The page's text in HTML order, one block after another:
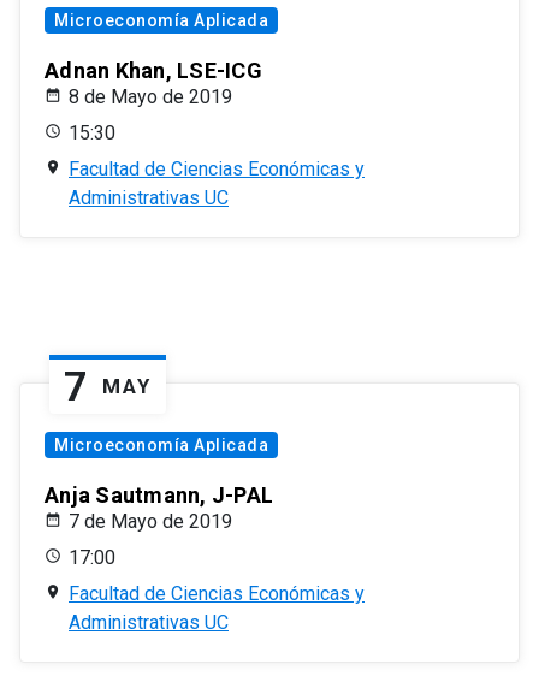
Microeconomía Aplicada
Adnan Khan, LSE-ICG
8 de Mayo de 2019
15:30
Facultad de Ciencias Económicas y
Administrativas UC
7 MAY
Microeconomía Aplicada
Anja Sautmann, J-PAL
7 de Mayo de 2019
17:00
Facultad de Ciencias Económicas y
Administrativas UC